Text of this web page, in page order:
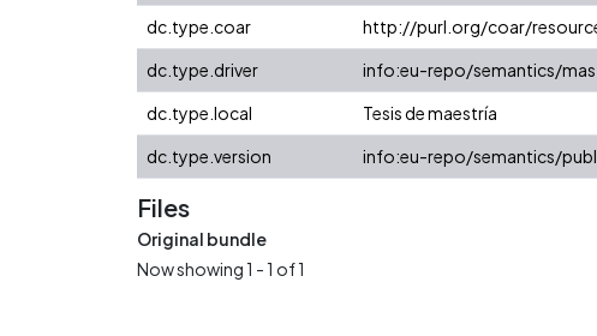
dc.type.coar
http://purl.org/coar/
dc.type.driver
info:eu-repo/semantics/
dc.type.local
Tesis de maestría
dc.type.version
info:eu-repo/semantics/
Files
Original bundle
Now showing1 - 1 of 1